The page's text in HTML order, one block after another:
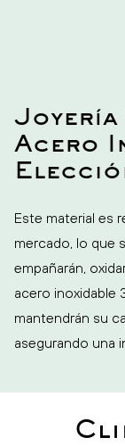
Acero
Este material es
mercado, lo que
empañarán,
acero inoxidable
mantendrán su
asegurando una